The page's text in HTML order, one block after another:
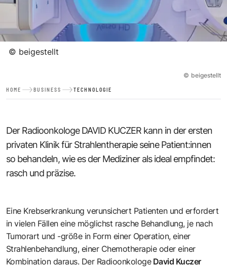
© beigestellt
© beigestellt
HOME BUSINESS TECHNOLOGIE
Der Radioonkologe DAVID KUCZER kann in der ersten
privaten Klinik für Strahlentherapie seine Patient:innen
so behandeln, wie es der Mediziner als ideal empfindet:
rasch und präzise.
Eine Krebserkrankung verunsichert Patienten und erfordert
in vielen Fällen eine möglichst rasche Behandlung, je nach
Tumorart und -größe in Form einer Operation, einer
Strahlenbehandlung, einer Chemotherapie oder einer
Kombination daraus. Der RadioonkologeDavid Kuczer